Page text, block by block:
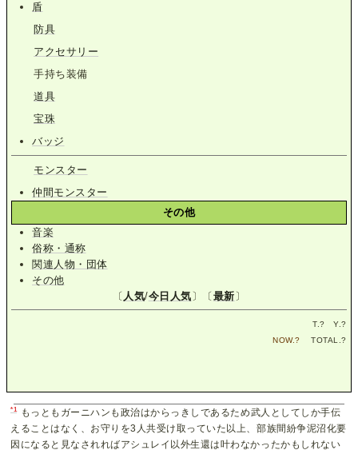
盾
防具
アクセサリー
手持ち装備
道具
宝珠
バッジ
モンスター
仲間モンスター
その他
音楽
俗称・通称
関連人物・団体
その他
〔 人気/今日人気 〕〔 最新 〕
T.? Y.?
NOW.? TOTAL.?
*1
もっともガーニハンも政治はからっきしであるため武人としてしか手伝
えることはなく、お守りを3人共受け取っていた以上、部族間紛争泥沼化要
因になると見なされればアシュレイ以外生還は叶わなかったかもしれない